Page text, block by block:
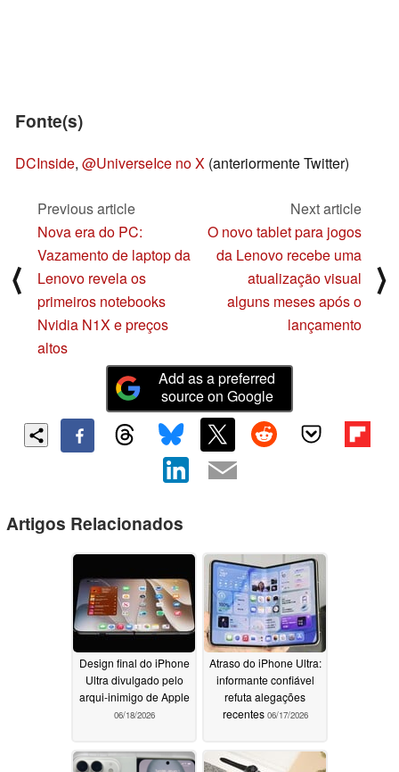
Fonte(s)
DCInside, @UniverseIce no X (anteriormente Twitter)
⟨
Previous article
Nova era do PC:
Vazamento de laptop da
Lenovo revela os
primeiros notebooks
Nvidia N1X e preços
altos
Next article
O novo tablet para jogos
da Lenovo recebe uma
atualização visual
alguns meses após o
lançamento
⟩
Add as a preferred
source on Google
Artigos Relacionados
Design final do iPhone
Ultra divulgado pelo
arqui-inimigo de Apple
06/18/2026
Atraso do iPhone Ultra:
informante confiável
refuta alegações
recentes 06/17/2026